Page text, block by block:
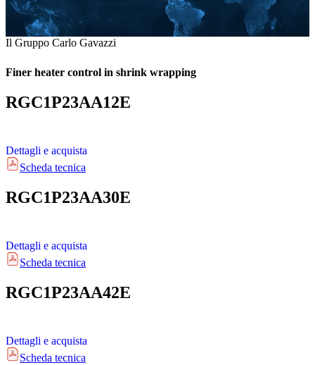
Il Gruppo Carlo Gavazzi
Finer heater control in shrink wrapping
RGC1P23AA12E
Dettagli e acquista
Scheda tecnica
RGC1P23AA30E
Dettagli e acquista
Scheda tecnica
RGC1P23AA42E
Dettagli e acquista
Scheda tecnica